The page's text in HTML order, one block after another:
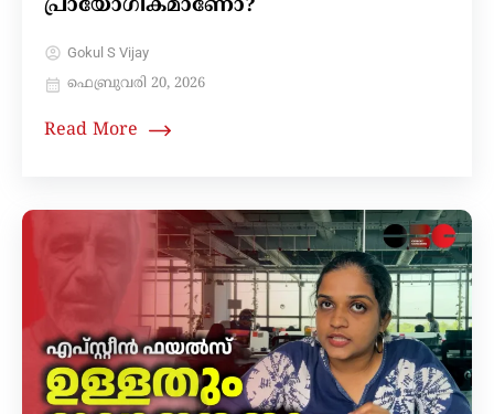
പ്രായോഗികമാണോ?
Gokul S Vijay
ഫെബ്രുവരി 20, 2026
Read More